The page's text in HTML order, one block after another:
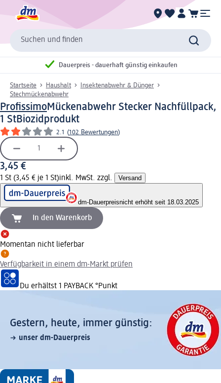
Suchen und finden
Dauerpreis - dauerhaft günstig einkaufen
Startseite Haushalt
Insektenabwehr & Dünger
Stechmückenabwehr
ProfissimoMückenabwehr Stecker Nachfüllpack,
1 StBiozidprodukt
2.1 (102 Bewertungen)
3,45 €
1 St (3,45 € je 1 St)inkl. MwSt. zzgl. Versand
dm-Dauerpreisnicht erhöht seit 18.03.2025
In den Warenkorb
Momentan nicht lieferbar
Verfügbarkeit in einem dm-Markt prüfen
Du erhältst 1 PAYBACK °Punkt
Gestern, heute, immer günstig:
unser dm-Dauerpreis